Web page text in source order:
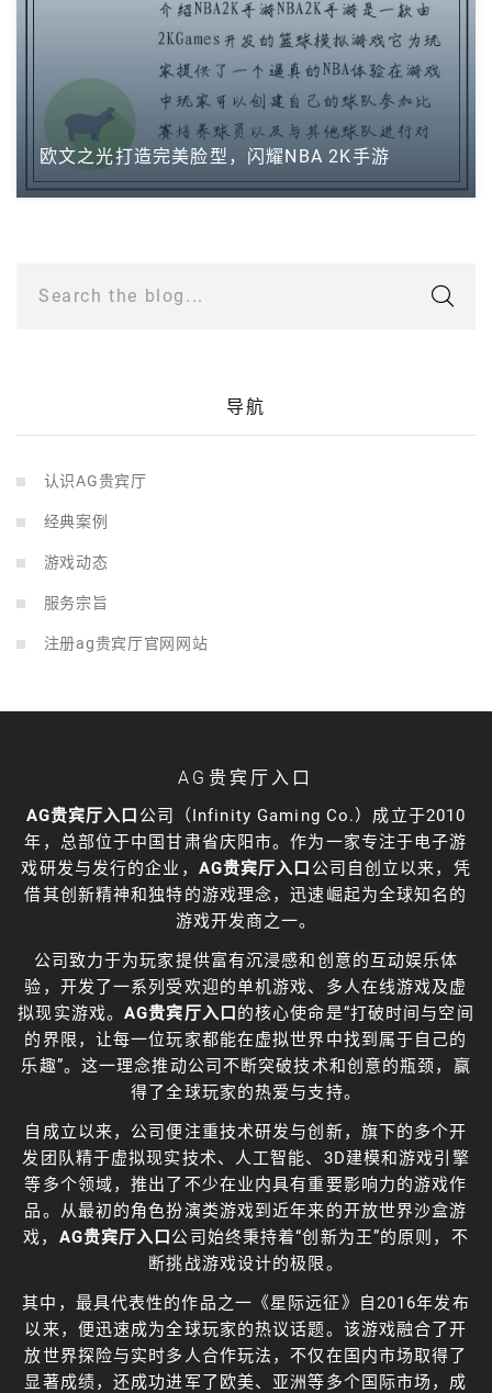
欧文之光打造完美脸型，闪耀NBA 2K手游
Search the blog...
导航
认识AG贵宾厅
经典案例
游戏动态
服务宗旨
注册ag贵宾厅官网网站
AG贵宾厅入口
AG贵宾厅入口 公司（Infinity Gaming Co.）成立于2010
年，总部位于中国甘肃省庆阳市。作为一家专注于电子游
戏研发与发行的企业， AG贵宾厅入口 公司自创立以来，凭
借其创新精神和独特的游戏理念，迅速崛起为全球知名的
游戏开发商之一。
公司致力于为玩家提供富有沉浸感和创意的互动娱乐体
验，开发了一系列受欢迎的单机游戏、多人在线游戏及虚
拟现实游戏。AG贵宾厅入口的核心使命是“打破时间与空间
的界限，让每一位玩家都能在虚拟世界中找到属于自己的
乐趣”。这一理念推动公司不断突破技术和创意的瓶颈，赢
得了全球玩家的热爱与支持。
自成立以来，公司便注重技术研发与创新，旗下的多个开
发团队精于虚拟现实技术、人工智能、3D建模和游戏引擎
等多个领域，推出了不少在业内具有重要影响力的游戏作
品。从最初的角色扮演类游戏到近年来的开放世界沙盒游
戏， AG贵宾厅入口公司始终秉持着“创新为王”的原则，不
断挑战游戏设计的极限。
其中，最具代表性的作品之一《星际远征》自2016年发布
以来，便迅速成为全球玩家的热议话题。该游戏融合了开
放世界探险与实时多人合作玩法，不仅在国内市场取得了
显著成绩，还成功进军了欧美、亚洲等多个国际市场，成